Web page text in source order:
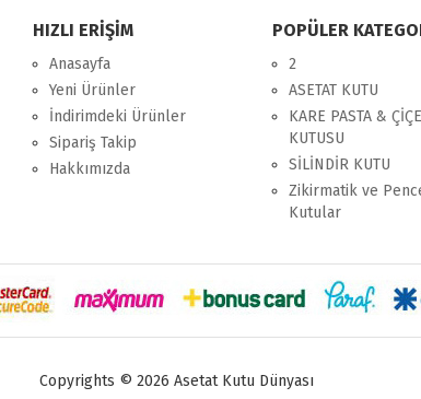
HIZLI ERİŞİM
Anasayfa
Yeni Ürünler
İndirimdeki Ürünler
Sipariş Takip
Hakkımızda
POPÜLER
2
ASETAT KUTU
KARE PASTA &
KUTUSU
SİLİNDİR KUTU
Zikirmatik ve
Kutular
Copyrights © 2026 Asetat Kutu Dünyası